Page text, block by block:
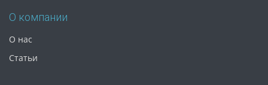
О компании
О нас
Статьи